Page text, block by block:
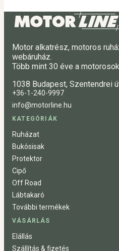
Motor alkatrész, motoros
webáruház.
Több mint 30 éve a
1038 Budapest, Szentendrei
+36-1-240-9997
info@motorline.hu
KATEGÓRIÁK
Ruházat
Bukósisak
Protektor
Cipő
Off Road
Lábtakaró
További termékek
VÁSÁRLÁS
Elállás
Szállítás & fizetés